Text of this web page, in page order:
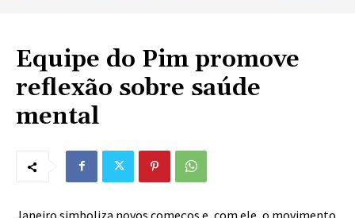
Equipe do Pim promove
reflexão sobre saúde
mental
Janeiro simboliza novos começos e, com ele, o movimento